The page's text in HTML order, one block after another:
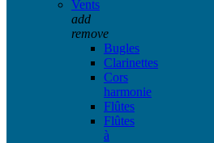
Vents
add
remove
Bugles
Clarinettes
Cors
harmonie
Flûtes
Flûtes
à